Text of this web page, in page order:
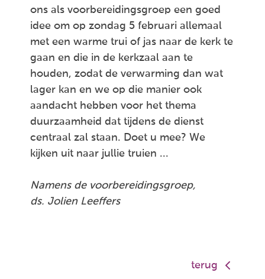
ons als voorbereidingsgroep een goed
idee om op zondag 5 februari allemaal
met een warme trui of jas naar de kerk te
gaan en die in de kerkzaal aan te
houden, zodat de verwarming dan wat
lager kan en we op die manier ook
aandacht hebben voor het thema
duurzaamheid dat tijdens de dienst
centraal zal staan. Doet u mee? We
kijken uit naar jullie truien ...
Namens de voorbereidingsgroep,
ds. Jolien Leeffers
terug